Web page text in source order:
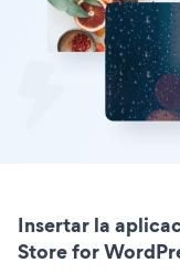
Insertar la
Store for